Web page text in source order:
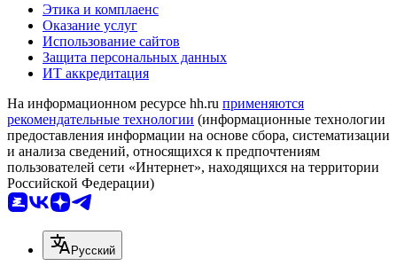
Этика и комплаенс
Оказание услуг
Использование сайтов
Защита персональных данных
ИТ аккредитация
На информационном ресурсе hh.ru применяются
рекомендательные технологии (информационные технологии
предоставления информации на основе сбора, систематизации
и анализа сведений, относящихся к предпочтениям
пользователей сети «Интернет», находящихся на территории
Российской Федерации)
Русский